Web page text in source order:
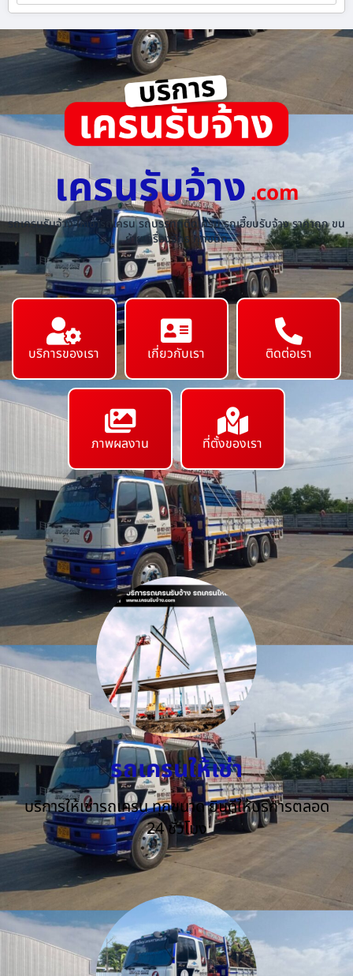
เครนรับจ้าง.com
รถเครนรับจ้าง ให้เช่ารถเครน รถบรรทุกติดเครน รถเฮี๊ยบรับจ้าง ราคาถูก ขน
ย้ายเครื่องจักร ทุกชนิด
บริการของเรา เกี่ยวกับเรา ติดต่อเรา
ภาพผลงาน ที่ตั้งของเรา
รถเครนให้เช่า
บริการให้เช่ารถเครน ทุกขนาด ยินดีให้บริการตลอด
24 ชั่วโมง